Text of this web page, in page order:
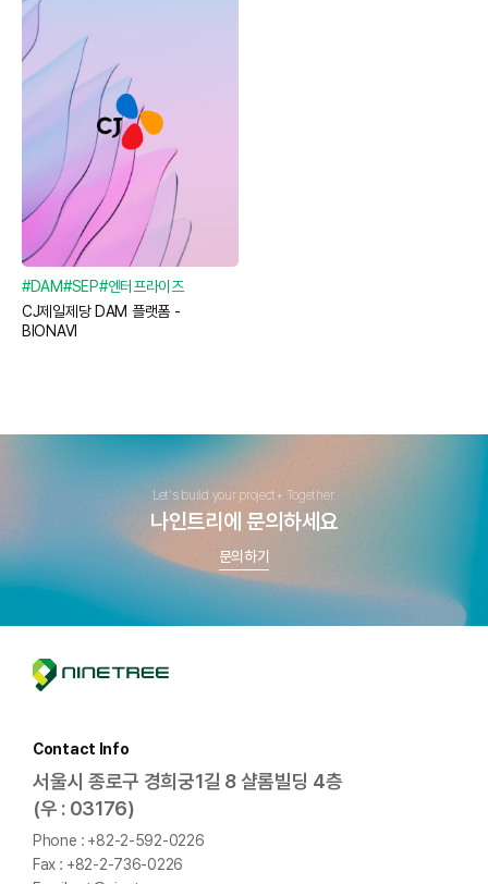
#DAM#SEP#엔터프라이즈
CJ제일제당 DAM 플랫폼 -
BIONAVI
Let's build your project+ Together.
나인트리에 문의하세요
문의하기
e
Contact Info
서울시 종로구 경희궁1길 8 샬롬빌딩 4층
(우 : 03176)
Phone
+82-2-592-0226
Fax
+82-2-736-0226